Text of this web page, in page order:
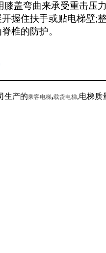
膝盖弯曲来承受重击压力
握住扶手或贴电梯壁;
椎的防护。
的乘客电梯,载货电梯,电梯质量